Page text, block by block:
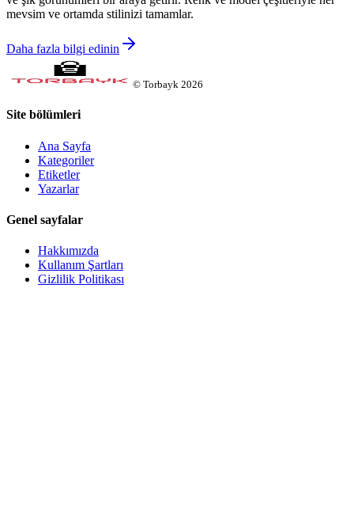
mevsim ve ortamda stilinizi tamamlar.
Daha fazla bilgi edinin
© Torbayk 2026
Site bölümleri
Ana Sayfa
Kategoriler
Etiketler
Yazarlar
Genel sayfalar
Hakkımızda
Kullanım Şartları
Gizlilik Politikası